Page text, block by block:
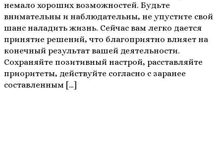
немало хороших возможностей. Будьте
внимательны и наблюдательны, не упустите свой
шанс наладить жизнь. Сейчас вам легко дается
принятие решений, что благоприятно влияет на
конечный результат вашей деятельности.
Сохраняйте позитивный настрой, расставляйте
приоритеты, действуйте согласно с заранее
составленным […]